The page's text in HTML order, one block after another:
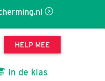
HELP MEE
In de klas